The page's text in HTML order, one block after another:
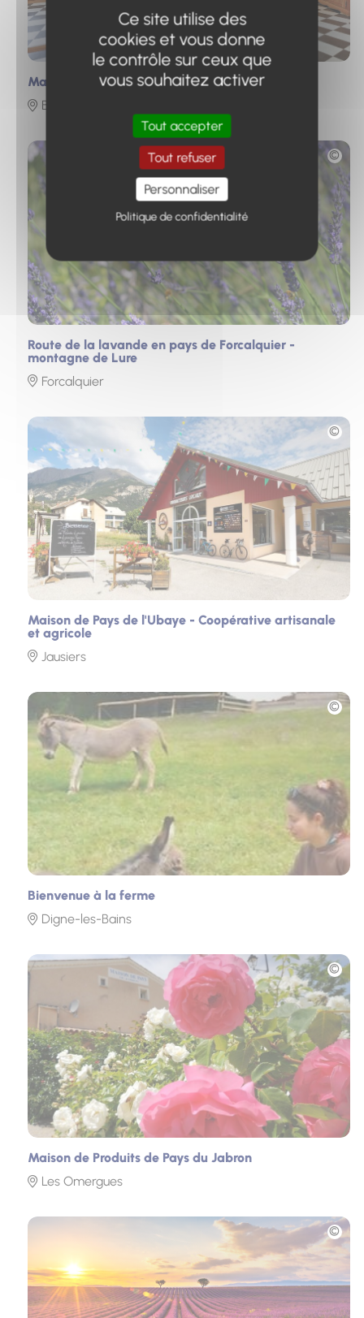
Maison de Produits de Pays des Alpes du Verdon
Beauvezer
Route de la lavande en pays de Forcalquier -
montagne de Lure
Forcalquier
Photo
Maison de Pays de l'Ubaye - Coopérative artisanale
et agricole
Jausiers
Photo
Bienvenue à la ferme
Digne-les-Bains
Photo
Maison de Produits de Pays du Jabron
Les Omergues
Photo
Photo
Ce site utilise des
cookies et vous donne
le contrôle sur ceux que
vous souhaitez activer
Tout accepter
Tout refuser
Personnaliser
Politique de confidentialité